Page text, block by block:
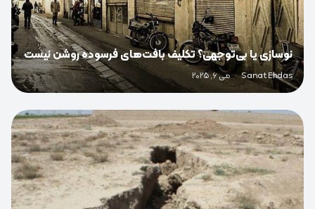
نوسازی یا بی‌توجهی؟ تکلیف بافت‌های فرسوده روشن نیست
Sanat Ehdas
· می 6, 2025
0